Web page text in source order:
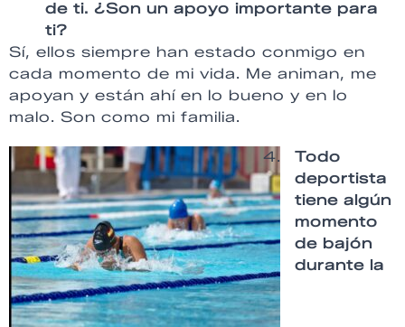
de ti. ¿Son un apoyo importante para
ti?
Sí, ellos siempre han estado conmigo en
cada momento de mi vida. Me animan, me
apoyan y están ahí en lo bueno y en lo
malo. Son como mi familia.
Todo
deportista
tiene algún
momento
de bajón
durante la